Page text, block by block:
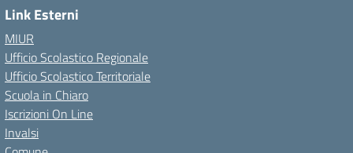
Link Esterni
MIUR
Ufficio Scolastico Regionale
Ufficio Scolastico Territoriale
Scuola in Chiaro
Iscrizioni On Line
Invalsi